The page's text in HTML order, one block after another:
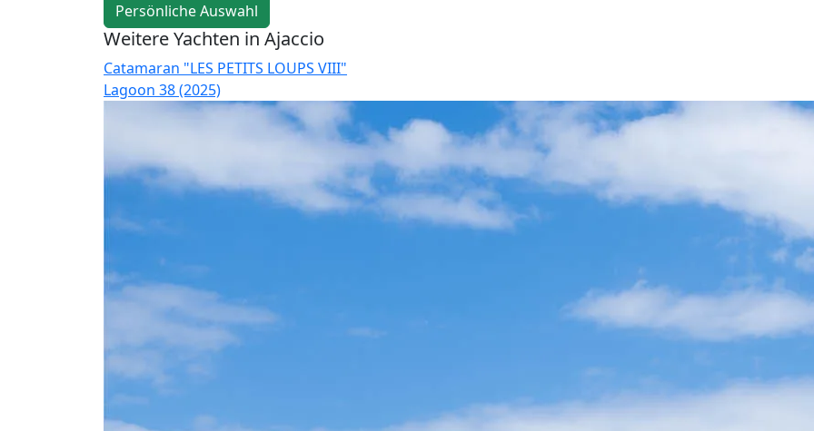
Persönliche Auswahl
Weitere Yachten in Ajaccio
Catamaran "LES PETITS LOUPS VIII"
Lagoon 38 (2025)